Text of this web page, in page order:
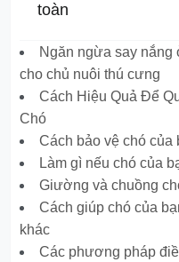
toàn
Ngăn ngừa say nắng
cho chủ nuôi thú cưng
Cách Hiệu Quả Để
Chó
Cách bảo vệ chó của
Làm gì nếu chó của
Giường và chuồng
Cách giúp chó của
khác
Các phương pháp